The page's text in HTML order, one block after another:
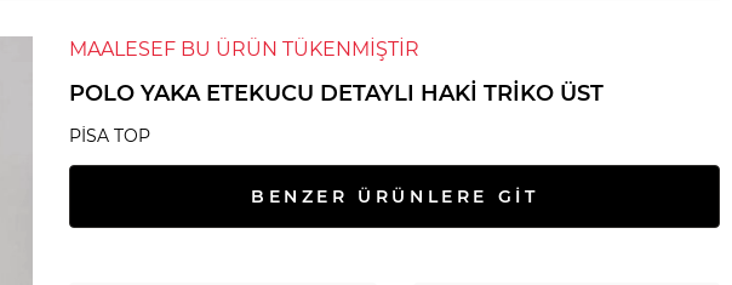
MAALESEF BU ÜRÜN TÜKENMİŞTİR
POLO YAKA ETEKUCU DETAYLI HAKI TRIKO ÜST
PISA TOP
BENZER ÜRÜNLERE GİT